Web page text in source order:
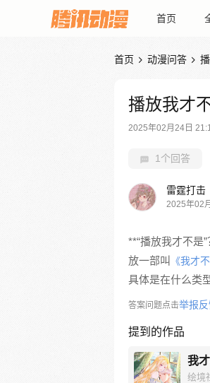
首页
首页  动漫问答 
播放我才
2025年02月24日
1个回答
雷霆打击
2025年02
**“播放我才不是
放一部叫
《我才
具体是在什么类
答案问题点击举报
提到的作品
我
绘境